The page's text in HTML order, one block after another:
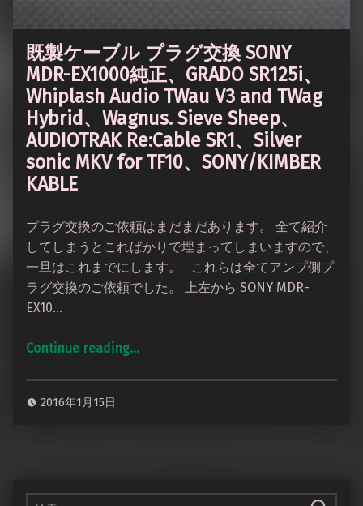
既製ケーブル プラグ交換 SONY
MDR-EX1000純正、GRADO SR125i、
Whiplash Audio TWau V3 and TWag
Hybrid、Wagnus. Sieve Sheep、
AUDIOTRAK Re:Cable SR1、Silver
sonic MKV for TF10、SONY/KIMBER
KABLE
プラグ交換のご依頼はまだまだあります。 全て紹介
してしまうとこればかりで埋まってしまいますので、
一旦はこれまでにします。 これらは全てアンプ側プ
ラグ交換のご依頼でした。 上左から SONY MDR-
EX10…
Continue reading…
2016年1月15日
検索: